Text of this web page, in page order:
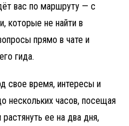
вас по маршруту — с
которые не найти в
прямо в чате и
гида.
свое время, интересы и
нескольких часов, посещая
ее на два дня,